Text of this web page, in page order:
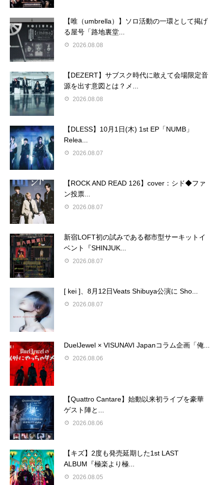
【唯（umbrella）】ソロ活動の一環として掲げ
る屋号「路地裏堂...
2026.08.08
【DEZERT】サブスク時代に敢えて会場限定音
源を出す意図とは？メ...
2026.08.08
【DLESS】10月1日(木) 1st EP「NUMB」
Relea...
2026.08.07
【ROCK AND READ 126】cover：シド◆ファ
ン投票...
2026.08.07
新宿LOFT初の試みである都市型サーキットイ
ベント『SHINJUK...
2026.08.07
[ kei ]、8月12日Veats Shibuya公演に Sho...
2026.08.07
DuelJewel × VISUNAVI Japanコラム企画「俺...
2026.08.06
【Quattro Cantare】始動以来初ライブを豪華
ゲスト陣と...
2026.08.06
【キズ】2度も発売延期した1st LAST
ALBUM『極楽より極...
2026.08.05